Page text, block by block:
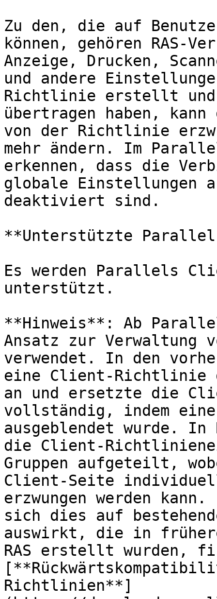
Zu den, die auf
können, gehören RAS-
Anzeige, Drucken,
und andere
Richtlinie erstellt
übertragen haben,
von der Richtlinie
mehr ändern. Im
erkennen, dass die
globale Einstellungen
deaktiviert sind.
**Unterstützte
Es werden Parallels
unterstützt.
**Hinweis**: Ab
Ansatz zur
verwendet. In den
eine Client-Richtlinie
an und ersetzte die
vollständig, indem eine
ausgeblendet wurde. In
die Client-
Gruppen aufgeteilt,
Client-Seite
erzwungen werden
sich dies auf
auswirkt, die in
RAS erstellt wurden,
Richtlinien**]